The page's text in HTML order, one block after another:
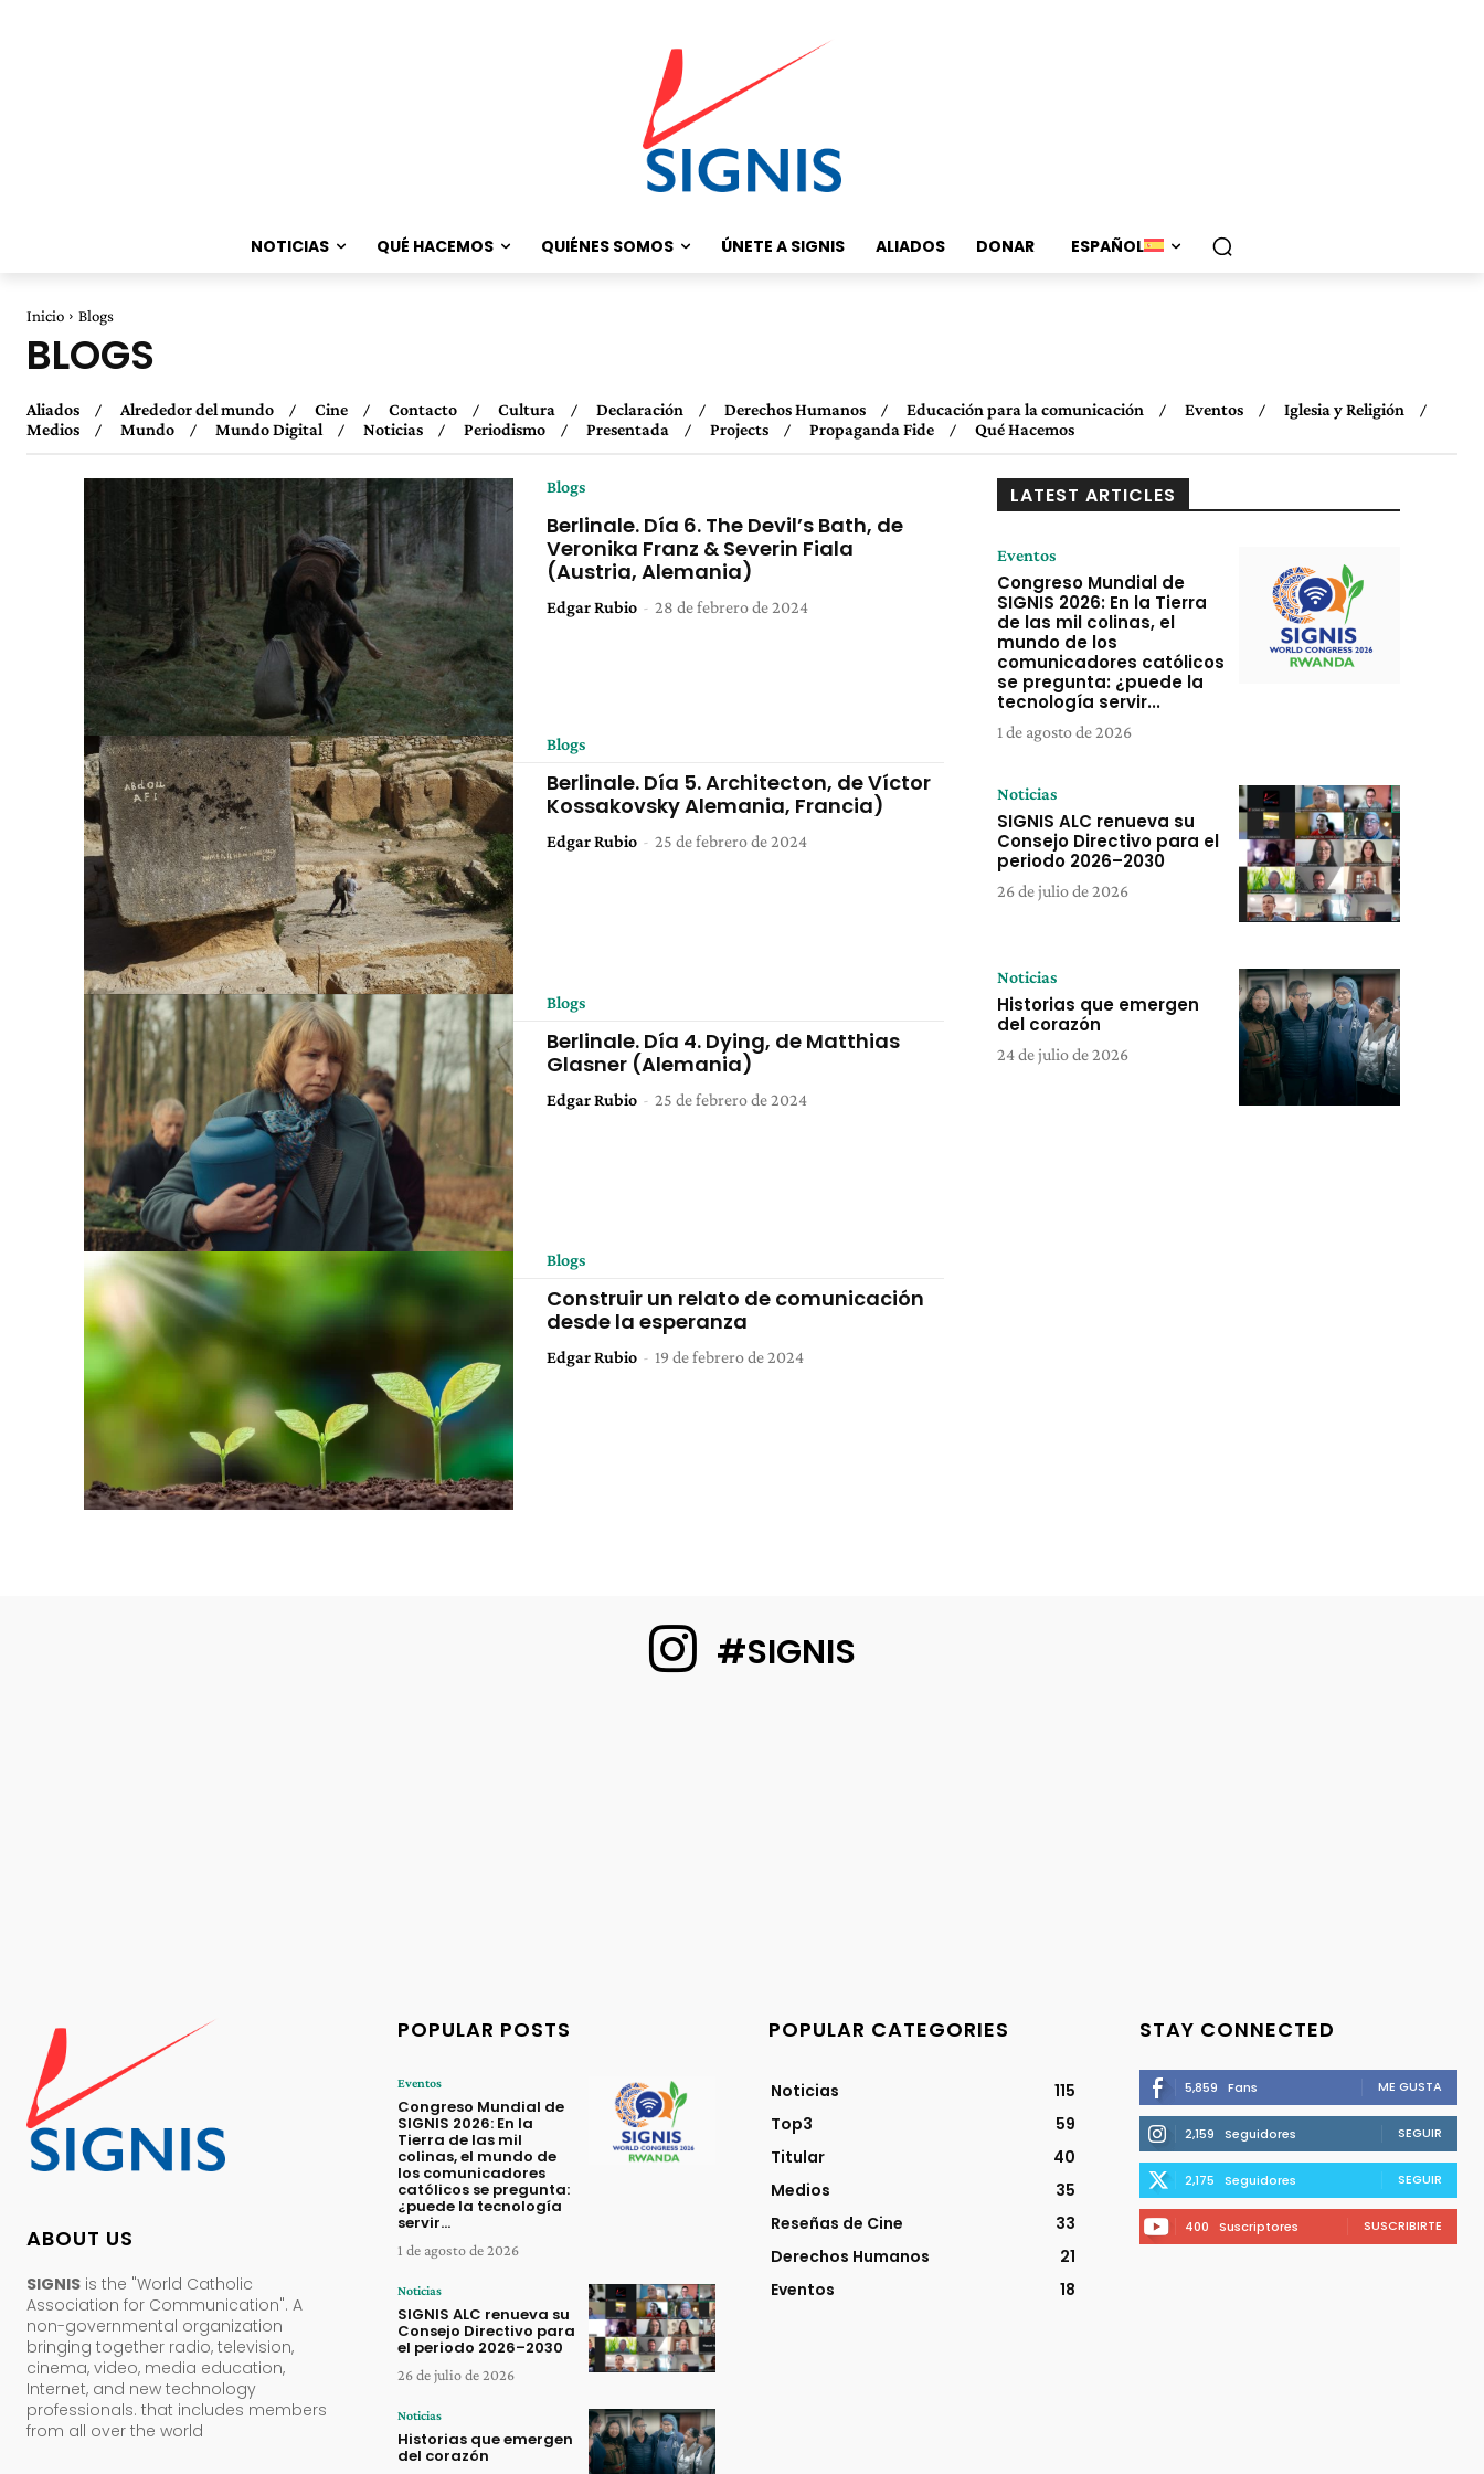
NOTICIAS QUÉ HACEMOS QUIÉNES SOMOS ÚNETE A SIGNIS ALIADOS DONAR ESPAÑOL
Inicio Blogs
BLOGS
Aliados Alrededor del mundo Cine Contacto Cultura Declaración Derechos Humanos Educación para la comunicación Eventos
Iglesia y Religión
Medios
Mundo Mundo Digital Noticias Periodismo Presentada Projects Propaganda Fide Qué Hacemos
Blogs
Berlinale. Día 6. The Devil’s Bath, de
Veronika Franz & Severin Fiala
(Austria, Alemania)
Edgar Rubio - 28 de febrero de 2024
Blogs
Berlinale. Día 5. Architecton, de Víctor
Kossakovsky Alemania, Francia)
Edgar Rubio - 25 de febrero de 2024
Blogs
Berlinale. Día 4. Dying, de Matthias
Glasner (Alemania)
Edgar Rubio - 25 de febrero de 2024
Blogs
Construir un relato de comunicación
desde la esperanza
Edgar Rubio - 19 de febrero de 2024
LATEST ARTICLES
Eventos
Congreso Mundial de
SIGNIS 2026: En la Tierra
de las mil colinas, el
mundo de los
comunicadores católicos
se pregunta: ¿puede la
tecnología servir...
1 de agosto de 2026
Noticias
SIGNIS ALC renueva su
Consejo Directivo para el
periodo 2026–2030
26 de julio de 2026
Noticias
Historias que emergen
del corazón
24 de julio de 2026
#SIGNIS
ABOUT US
SIGNIS is the "World Catholic
Association for Communication". A
non-governmental organization
bringing together radio, television,
cinema, video, media education,
Internet, and new technology
professionals. that includes members
from all over the world
POPULAR POSTS
Eventos
Congreso Mundial de
SIGNIS 2026: En la
Tierra de las mil
colinas, el mundo de
los comunicadores
católicos se pregunta:
¿puede la tecnología
servir...
1 de agosto de 2026
Noticias
SIGNIS ALC renueva su
Consejo Directivo para
el periodo 2026–2030
26 de julio de 2026
Noticias
Historias que emergen
del corazón
POPULAR CATEGORIES
Noticias
115
Top3
59
Titular
40
Medios
35
Reseñas de Cine
33
Derechos Humanos
21
Eventos
18
STAY CONNECTED
5,859 Fans ME GUSTA
2,159 Seguidores SEGUIR
2,175 Seguidores SEGUIR
400 Suscriptores SUSCRIBIRTE